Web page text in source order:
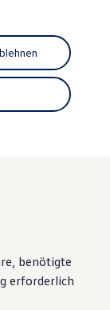
benötigte
erforderlich